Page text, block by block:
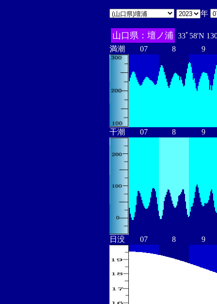
年
山口県：壇ノ浦 33ﾟ58'N
満潮
07 8 9
干潮 07 8 9
日没 07 8 9